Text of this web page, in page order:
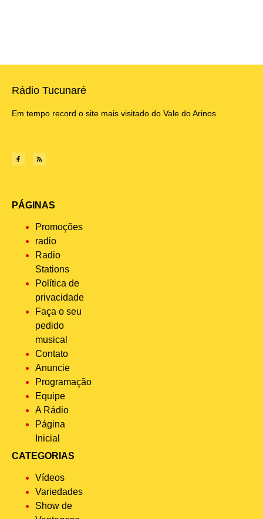
Rádio Tucunaré
Em tempo record o site mais visitado do Vale do Arinos
PÁGINAS
Promoções
radio
Radio
Stations
Política de
privacidade
Faça o seu
pedido
musical
Contato
Anuncie
Programação
Equipe
A Rádio
Página
Inicial
CATEGORIAS
Vídeos
Variedades
Show de